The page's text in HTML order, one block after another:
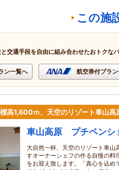
この施
交通手段を自由に組み合わせたおトクな
ン一覧へ 航空券付プラ
高1,600ｍ、天空のリゾート車山高
車山高原 プチペン
大自然一杯、天空のリゾート車山
すオーナーシェフの作る自慢の料
をお迎え致します。「真心を込め